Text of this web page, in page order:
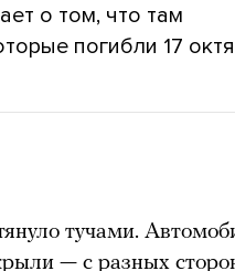
о том, что там
погибли 17
тучами.
— с разных